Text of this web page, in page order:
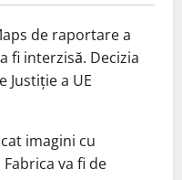
de raportare a
fi interzisă. Decizia
Justiție a UE
imagini cu
va fi de